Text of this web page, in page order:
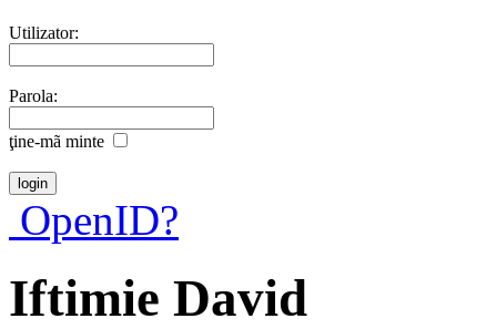
Utilizator:
Parola:
ţine-mã minte
OpenID?
Iftimie David